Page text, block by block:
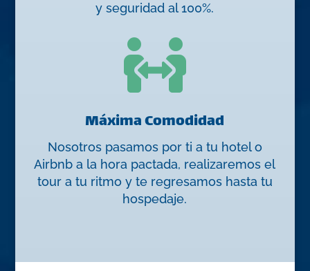
y seguridad al 100%.

Máxima Comodidad
Nosotros pasamos por ti a tu hotel o
Airbnb a la hora pactada, realizaremos el
tour a tu ritmo y te regresamos hasta tu
hospedaje.